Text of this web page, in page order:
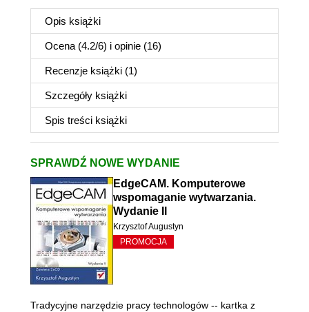
Opis książki
Ocena (4.2/6) i opinie (16)
Recenzje książki (1)
Szczegóły książki
Spis treści książki
SPRAWDŹ NOWE WYDANIE
EdgeCAM. Komputerowe
wspomaganie wytwarzania.
Wydanie II
Krzysztof Augustyn
PROMOCJA
Tradycyjne narzędzie pracy technologów -- kartka z